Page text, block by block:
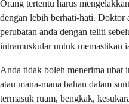
Orang tertentu harus
dengan lebih berhati-hati. Doktor
perubatan anda dengan teliti
intramuskular untuk memastikan
Anda tidak boleh menerima ubat
atau mana-mana bahan dalam
termasuk ruam, bengkak,